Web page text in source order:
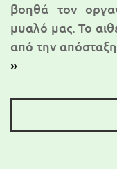
βοηθά τον
μυαλό μας. Το
από την
»